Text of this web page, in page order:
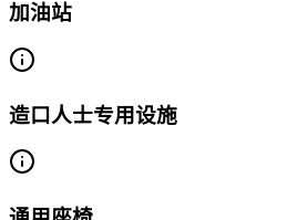
加油站
造口人士专用设施